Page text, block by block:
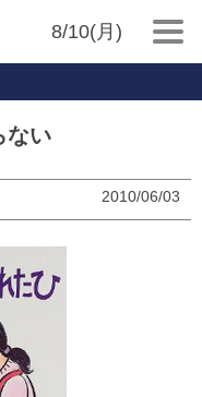
8/10(月)
ない
2010/06/03